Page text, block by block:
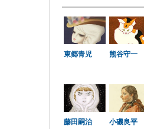
東郷青児 熊谷守一
藤田嗣治 小磯良平